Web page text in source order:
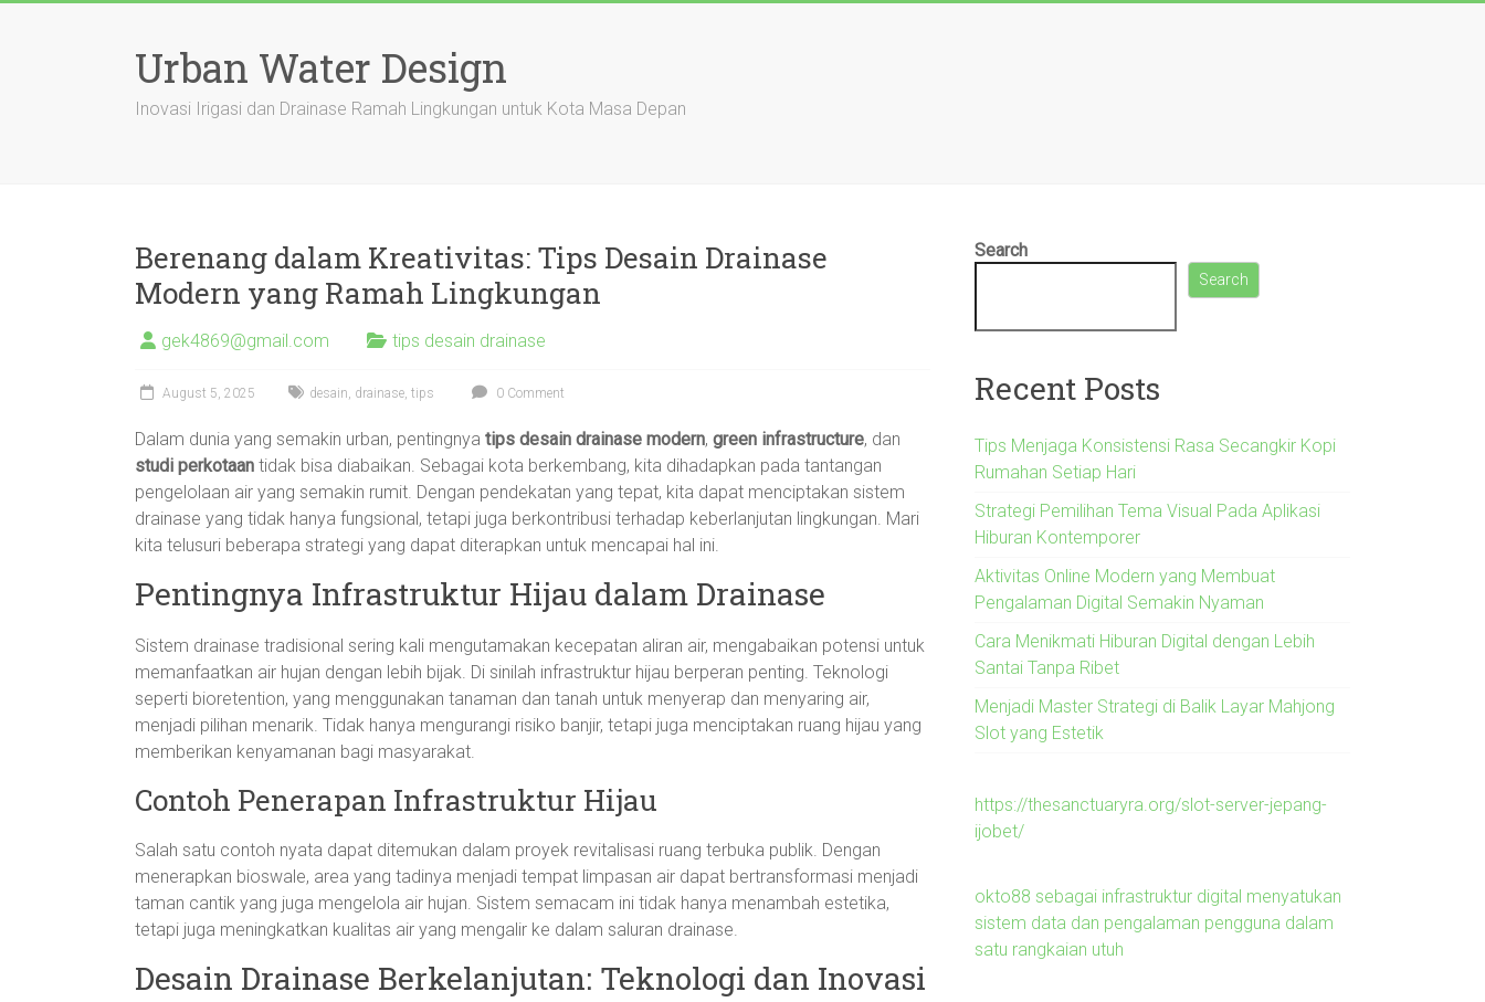
Urban Water Design
Inovasi Irigasi dan Drainase Ramah Lingkungan untuk Kota Masa Depan
Berenang dalam Kreativitas: Tips Desain Drainase
Modern yang Ramah Lingkungan
gek4869@gmail.com tips desain drainase
August 5, 2025 desain, drainase, tips 0 Comment
Dalam dunia yang semakin urban, pentingnya tips desain drainase modern, green infrastructure, dan
studi perkotaan tidak bisa diabaikan. Sebagai kota berkembang, kita dihadapkan pada tantangan
pengelolaan air yang semakin rumit. Dengan pendekatan yang tepat, kita dapat menciptakan sistem
drainase yang tidak hanya fungsional, tetapi juga berkontribusi terhadap keberlanjutan lingkungan. Mari
kita telusuri beberapa strategi yang dapat diterapkan untuk mencapai hal ini.
Pentingnya Infrastruktur Hijau dalam Drainase
Sistem drainase tradisional sering kali mengutamakan kecepatan aliran air, mengabaikan potensi untuk
memanfaatkan air hujan dengan lebih bijak. Di sinilah infrastruktur hijau berperan penting. Teknologi
seperti bioretention, yang menggunakan tanaman dan tanah untuk menyerap dan menyaring air,
menjadi pilihan menarik. Tidak hanya mengurangi risiko banjir, tetapi juga menciptakan ruang hijau yang
memberikan kenyamanan bagi masyarakat.
Contoh Penerapan Infrastruktur Hijau
Salah satu contoh nyata dapat ditemukan dalam proyek revitalisasi ruang terbuka publik. Dengan
menerapkan bioswale, area yang tadinya menjadi tempat limpasan air dapat bertransformasi menjadi
taman cantik yang juga mengelola air hujan. Sistem semacam ini tidak hanya menambah estetika,
tetapi juga meningkatkan kualitas air yang mengalir ke dalam saluran drainase.
Desain Drainase Berkelanjutan: Teknologi dan Inovasi
Search
Search
Recent Posts
Tips Menjaga Konsistensi Rasa Secangkir Kopi
Rumahan Setiap Hari
Strategi Pemilihan Tema Visual Pada Aplikasi
Hiburan Kontemporer
Aktivitas Online Modern yang Membuat
Pengalaman Digital Semakin Nyaman
Cara Menikmati Hiburan Digital dengan Lebih
Santai Tanpa Ribet
Menjadi Master Strategi di Balik Layar Mahjong
Slot yang Estetik
https://thesanctuaryra.org/slot-server-jepang-
ijobet/
okto88 sebagai infrastruktur digital menyatukan
sistem data dan pengalaman pengguna dalam
satu rangkaian utuh